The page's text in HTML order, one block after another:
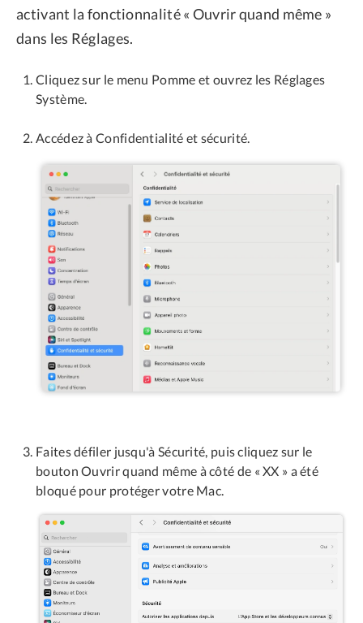
activant la fonctionnalité « Ouvrir quand même »
dans les Réglages.
Cliquez sur le menu Pomme et ouvrez les Réglages
Système.
Accédez à Confidentialité et sécurité.
Faites défiler jusqu'à Sécurité, puis cliquez sur le
bouton Ouvrir quand même à côté de « XX » a été
bloqué pour protéger votre Mac.